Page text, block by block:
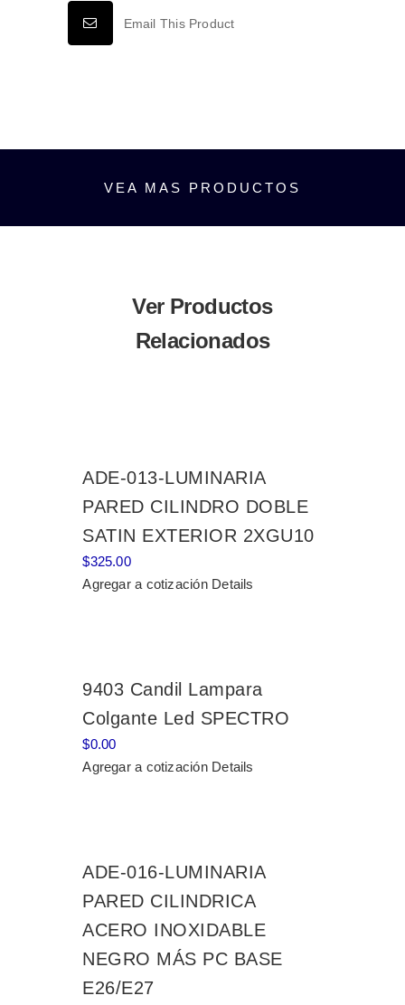
6500K
cantidad
Email This Product
VEA MAS PRODUCTOS
Ver Productos
Relacionados
ADE-013-LUMINARIA
PARED CILINDRO DOBLE
SATIN EXTERIOR 2XGU10
$325.00
Agregar a cotización Details
9403 Candil Lampara
Colgante Led SPECTRO
$0.00
Agregar a cotización Details
ADE-016-LUMINARIA
PARED CILINDRICA
ACERO INOXIDABLE
NEGRO MÁS PC BASE
E26/E27